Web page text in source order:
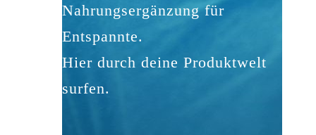
Nahrungsergänzung für
Entspannte.
Hier durch deine Produktwelt
surfen.